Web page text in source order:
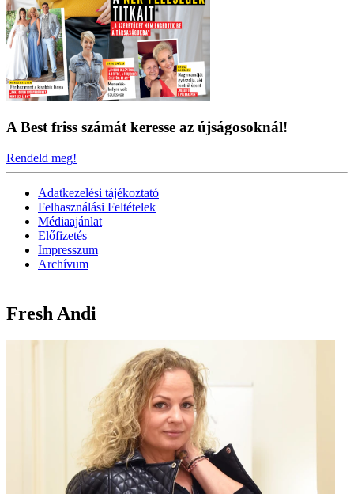
A Best friss számát keresse az újságosoknál!
Rendeld meg!
Adatkezelési tájékoztató
Felhasználási Feltételek
Médiaajánlat
Előfizetés
Impresszum
Archívum
Fresh Andi